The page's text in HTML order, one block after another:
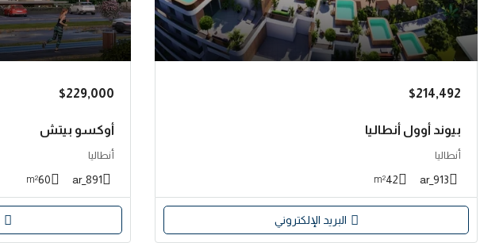
$214,492
بيوند أوول أنطاليا
أنطاليا
913_ar
42
m²
البريد الإلكتروني
$229,000
أوكسو بيتش
أنطاليا
891_ar
60
m²